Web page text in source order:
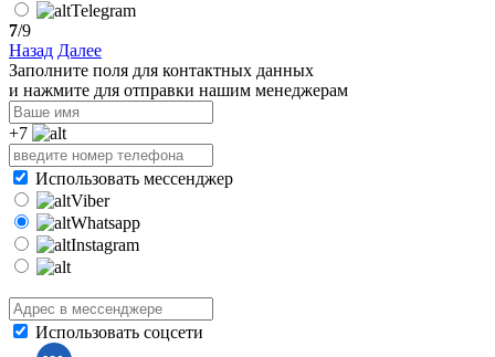
Telegram
7/9
Назад Далее
Заполните поля для контактных данных
и нажмите для отправки нашим менеджерам
+7
Использовать мессенджер
Viber
Whatsapp
Instagram
Использовать соцсети